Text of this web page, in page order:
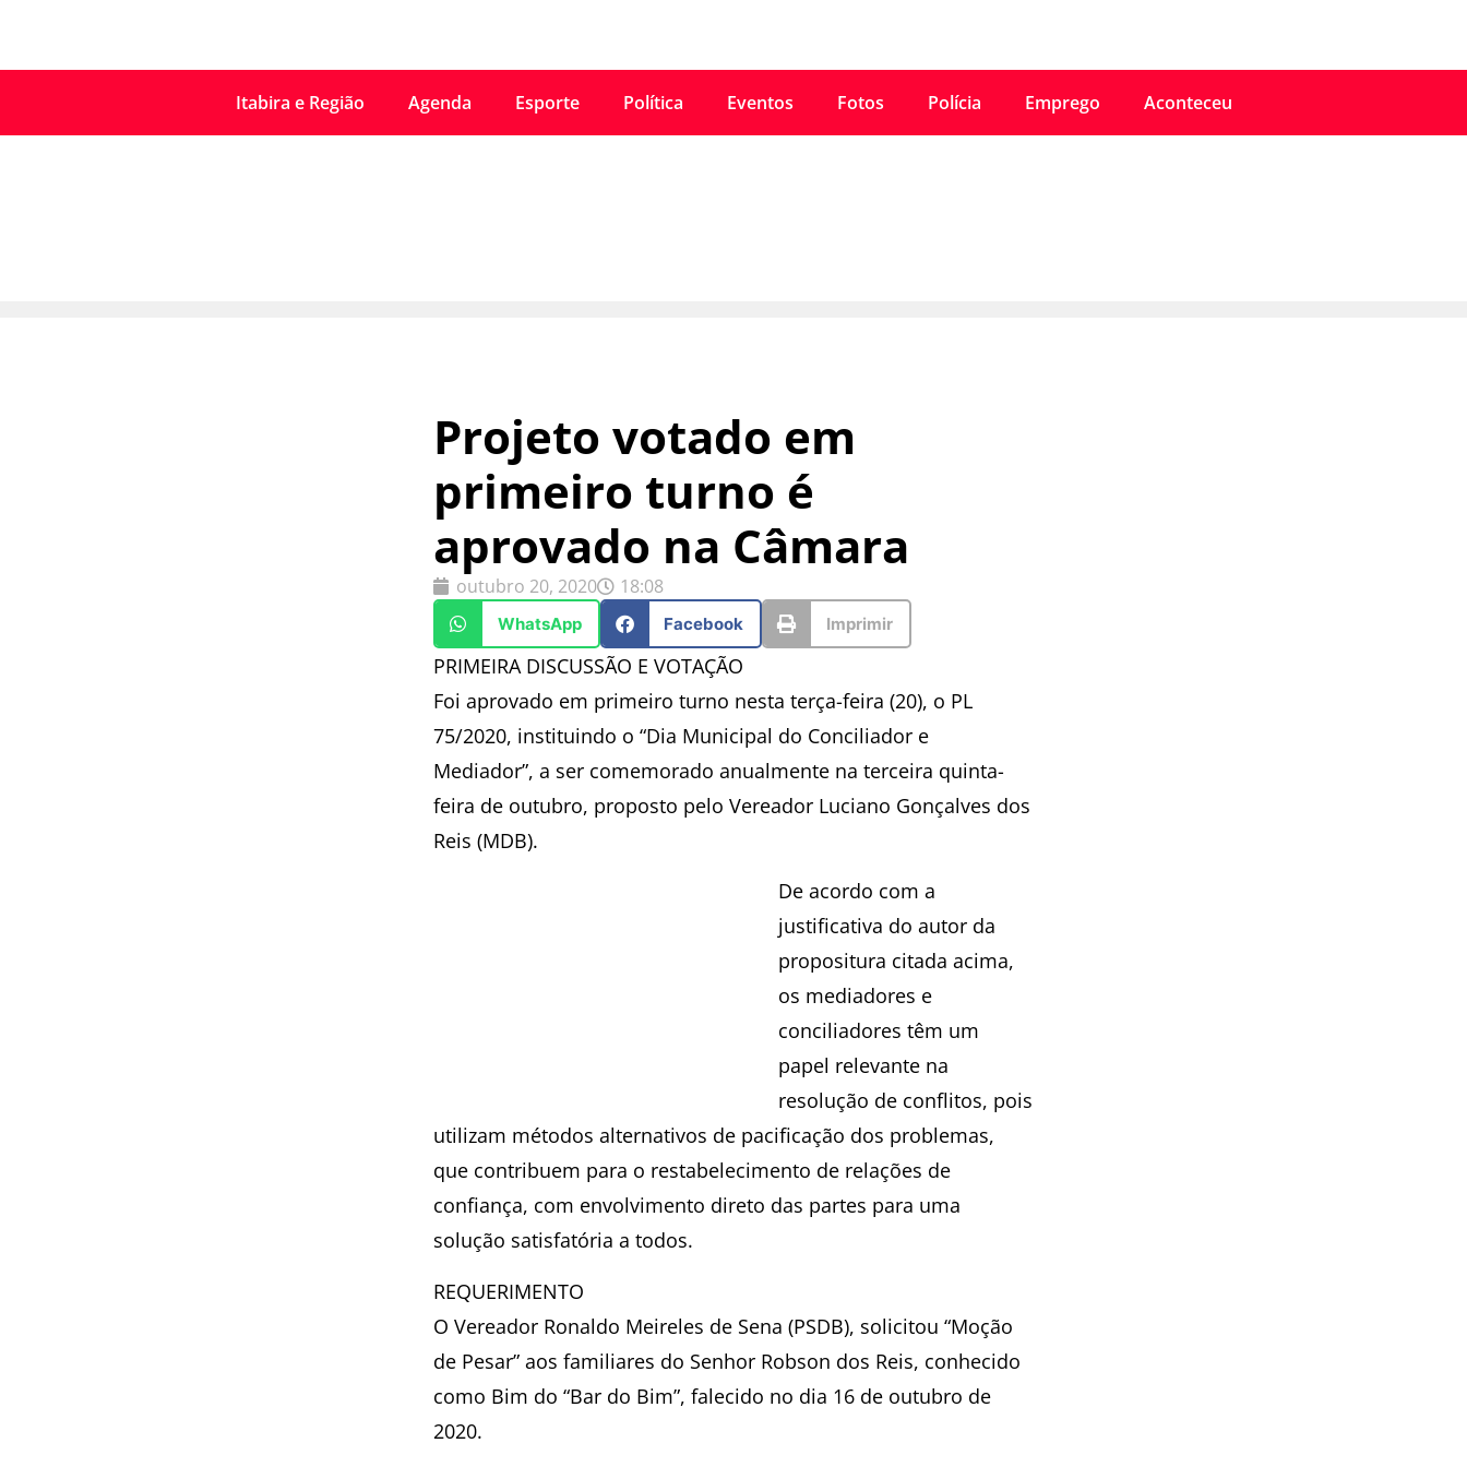
Itabira e Região Agenda Esporte Política Eventos Fotos Polícia Emprego Aconteceu
Projeto votado em
primeiro turno é
aprovado na Câmara
outubro 20, 2020 18:08
WhatsApp Facebook Imprimir
PRIMEIRA DISCUSSÃO E VOTAÇÃO
Foi aprovado em primeiro turno nesta terça-feira (20), o PL
75/2020, instituindo o “Dia Municipal do Conciliador e
Mediador”, a ser comemorado anualmente na terceira quinta-
feira de outubro, proposto pelo Vereador Luciano Gonçalves dos
Reis (MDB).
De acordo com a
justificativa do autor da
propositura citada acima,
os mediadores e
conciliadores têm um
papel relevante na
resolução de conflitos, pois
utilizam métodos alternativos de pacificação dos problemas,
que contribuem para o restabelecimento de relações de
confiança, com envolvimento direto das partes para uma
solução satisfatória a todos.
REQUERIMENTO
O Vereador Ronaldo Meireles de Sena (PSDB), solicitou “Moção
de Pesar” aos familiares do Senhor Robson dos Reis, conhecido
como Bim do “Bar do Bim”, falecido no dia 16 de outubro de
2020.